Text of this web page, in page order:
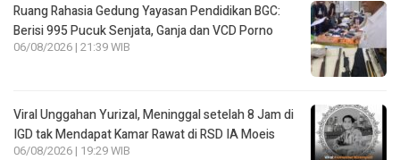
Ruang Rahasia Gedung Yayasan Pendidikan BGC:
Berisi 995 Pucuk Senjata, Ganja dan VCD Porno
06/08/2026 | 21:39 WIB
Viral Unggahan Yurizal, Meninggal setelah 8 Jam di
IGD tak Mendapat Kamar Rawat di RSD IA Moeis
06/08/2026 | 19:29 WIB